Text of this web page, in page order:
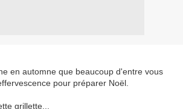
en automne que beaucoup d'entre vous
pour préparer Noël.
grillette...